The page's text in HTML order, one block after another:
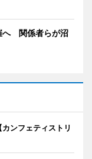
へ 関係者らが沼
ンフェティストリ